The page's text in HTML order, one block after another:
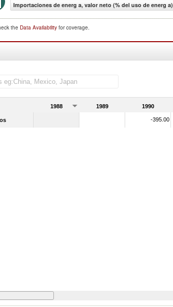
Importaciones de energ a, valor neto (% del uso de energ a)
the Data Availability for coverage.
1988 1989 1990
-395.00